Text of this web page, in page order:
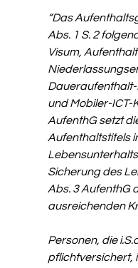
“Das
Abs. 1 S. 2
Visum,
Daueraufenthalt-
und Mobiler-ICT-
AufenthG setzt
Aufenthaltstitels
Sicherung des
Abs. 3 AufenthG
ausreichenden
Personen, die
pflichtversichert,